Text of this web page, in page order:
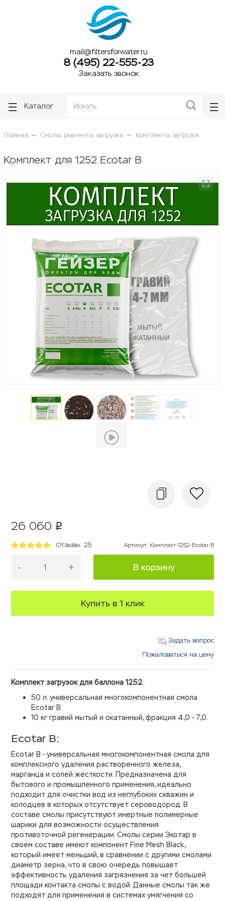
mail@filtersforwater.ru
8 (495) 22-555-23
Заказать звонок
Каталог
Главная Смолы, реагенты, загрузки Комплекты загрузок
Комплект для 1252 Ecotar B
26 060 p
Отзывы: 25 Артикул: Комплект-1252-Ecotar-B
- + В корзину
Купить в 1 клик
Задать вопрос
Пожаловаться на цену
Комплект загрузок для баллона 1252:
50 л. универсальная многокомпонентная смола
Ecotar B.
10 кг гравий мытый и окатанный, фракция 4,0 - 7,0.
Ecotar B:
Ecotar B - универсальная многокомпонентная смола для
комплексного удаления растворенного железа,
марганца и солей жёсткости. Предназначена для
бытового и промышленного применения, идеально
подходит для очистки вод из неглубоких скважин и
колодцев в которых отсутствует сероводород. В
составе смолы присутствуют инертные полимерные
шарики для возможности осуществления
противоточной регенерации. Смолы серии Экотар в
своём составе имеют компонент Fine Mesh Black,
который имеет меньший, в сравнении с другими смолами
диаметр зерна, что в свою очередь повышает
эффективность удаления загрязнения за чет большей
площади контакта смолы с водой. Данные смолы так же
подходят для применения в системах умягчения со